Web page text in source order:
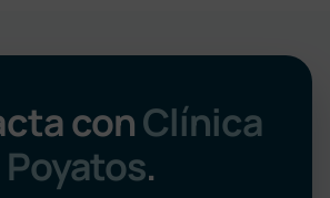
conClínica
Poyatos.